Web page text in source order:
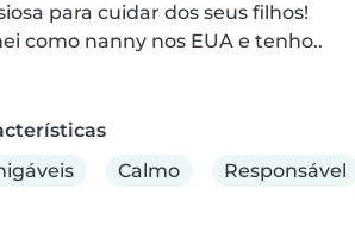
para cuidar dos seus filhos!
como nanny nos EUA e tenho..
Calmo Responsável